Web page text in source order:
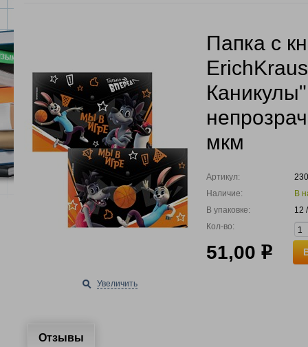
Увеличить
Папка с
мкм
Артикул:
Наличие:
В
В упаковке:
12
Кол-во:
51,00 р
Отзывы